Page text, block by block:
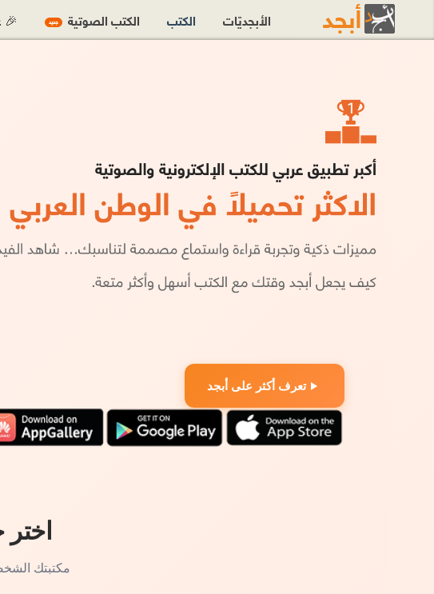
تعرف أكثر على أبجد
مكتبتك
الأبجديّات الكتب الكتب الصوتية جديد 🎉